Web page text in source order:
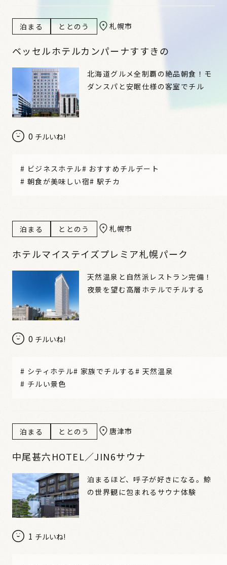
泊まる ととのう 札幌市
ベッセルホテルカンパーナすすきの
0 チルいね!
北海道グルメ全制覇の絶品朝食！モ
ダンスパと安眠仕様の客室でチル
# ビジネスホテル# おすすめチルデート
# 朝食が美味しい宿# 駅チカ
泊まる ととのう 札幌市
ホテルマイステイズプレミア札幌パーク
0 チルいね!
天然温泉と自然派レストラン完備！
夜景を望む高層ホテルでチルする
# シティホテル#家族でチルする # 天然温泉
# チルい景色
泊まる ととのう 唐津市
中尾甚六HOTEL／JIN6サウナ
1 チルいね!
泊まるほど、呼子が好きになる。鯨
の世界観に包まれるサウナ体験